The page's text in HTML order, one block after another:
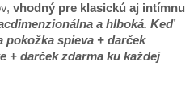
vhodný pre klasickú aj intímnu
a hlboká. Keď
pokožka spieva + darček
+ darček zdarma ku každej